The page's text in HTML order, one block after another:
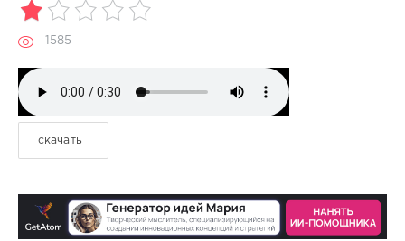
1585
скачать